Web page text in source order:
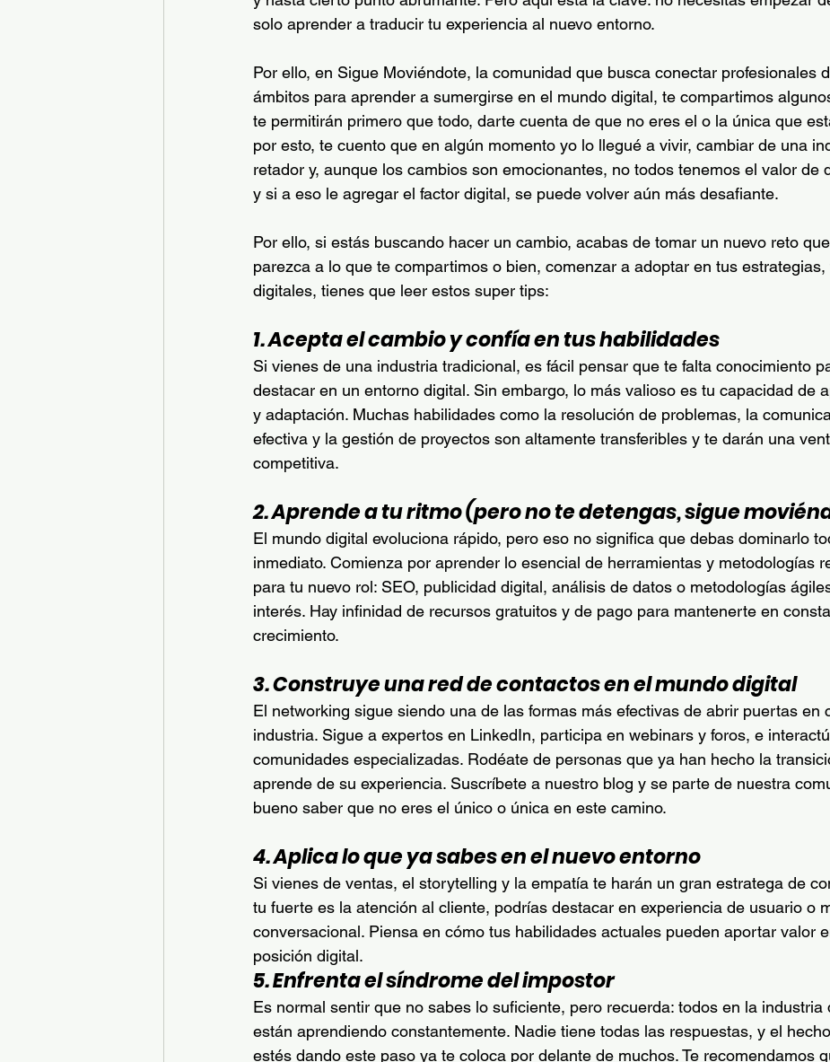
solo aprender a traducir tu experiencia al nuevo entorno.
Por ello, en Sigue Moviéndote, la comunidad que busca conectar profesionales
ámbitos para aprender a sumergirse en el mundo digital, te compartimos
te permitirán primero que todo, darte cuenta de que no eres el o la única que
por esto, te cuento que en algún momento yo lo llegué a vivir, cambiar de una
retador y, aunque los cambios son emocionantes, no todos tenemos el valor de
y si a eso le agregar el factor digital, se puede volver aún más desafiante.
Por ello, si estás buscando hacer un cambio, acabas de tomar un nuevo reto
parezca a lo que te compartimos o bien, comenzar a adoptar en tus estrategias,
digitales, tienes que leer estos super tips:
1. Acepta el cambio y confía en tus habilidades
Si vienes de una industria tradicional, es fácil pensar que te falta conocimiento
destacar en un entorno digital. Sin embargo, lo más valioso es tu capacidad de
y adaptación. Muchas habilidades como la resolución de problemas, la
efectiva y la gestión de proyectos son altamente transferibles y te darán una
competitiva.
2. Aprende a tu ritmo (pero no te detengas, sigue
El mundo digital evoluciona rápido, pero eso no significa que debas dominarlo
inmediato. Comienza por aprender lo esencial de herramientas y metodologías
para tu nuevo rol: SEO, publicidad digital, análisis de datos o metodologías
interés. Hay infinidad de recursos gratuitos y de pago para mantenerte en
crecimiento.
3. Construye una red de contactos en el mundo digital
El networking sigue siendo una de las formas más efectivas de abrir puertas en
industria. Sigue a expertos en LinkedIn, participa en webinars y foros, e
comunidades especializadas. Rodéate de personas que ya han hecho la
aprende de su experiencia. Suscríbete a nuestro blog y se parte de nuestra
bueno saber que no eres el único o única en este camino.
4. Aplica lo que ya sabes en el nuevo entorno
Si vienes de ventas, el storytelling y la empatía te harán un gran estratega de
tu fuerte es la atención al cliente, podrías destacar en experiencia de usuario o
conversacional. Piensa en cómo tus habilidades actuales pueden aportar valor
posición digital.
5. Enfrenta el síndrome del impostor
Es normal sentir que no sabes lo suficiente, pero recuerda: todos en la industria
están aprendiendo constantemente. Nadie tiene todas las respuestas, y el
estés dando este paso ya te coloca por delante de muchos. Te recomendamos